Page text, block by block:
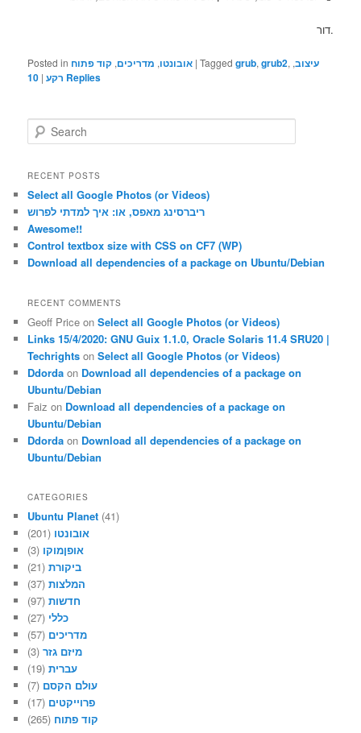
דור.
Posted in אובונטו, מדריכים, קוד פתוח |Tagged grub,grub2, עיצוב,
רקע |
10 Replies
e
r
h
RECENT POSTS
Select all Google Photos (or Videos)
ריברסינג מאפס, או: איך למדתי לפרוש
Awesome!!
Control textbox size with CSS on CF7 (WP)
Download all dependencies of a package on Ubuntu/Debian
RECENT COMMENTS
Geoff Price onSelect all Google Photos (or Videos)
Links 15/4/2020: GNU Guix 1.1.0, Oracle Solaris 11.4 SRU20 |
Techrights onSelect all Google Photos (or Videos)
Ddorda on Download all dependencies of a package on
Ubuntu/Debian
Faiz on Download all dependencies of a package on
Ubuntu/Debian
Ddorda on Download all dependencies of a package on
Ubuntu/Debian
CATEGORIES
Ubuntu Planet (41)
אובונטו (201)
אופןמוקו (3)
ביקורת(21)
המלצות(37)
חדשות(97)
כללי (27)
מדריכים (57)
מיזם גזר(3)
עברית(19)
עולם הקסם (7)
פרוייקטים (17)
קוד פתוח (265)